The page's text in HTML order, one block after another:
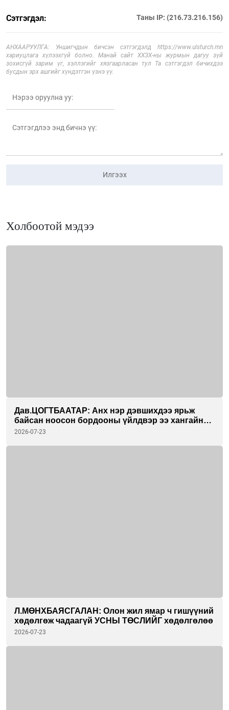
Сэтгэгдэл: Таны IP: (216.73.216.156)
АНХААРУУЛГА: Уншигчдын бичсэн сэтгэгдэлд https://www.ulsturch.mn
хариуцлага хүлээхгүй болно. Манай сайт ХХЗХ-ны журмын дагуу зүй
зохисгүй зарим үг, хэллэгийг хязгаарласан тул Та сэтгэгдэл бичихдээ
бусдын эрх ашгийг хүндэтгэн үзнэ үү.
Илгээх
Холбоотой мэдээ
Дав.ЦОГТБААТАР: Анх нэр дэвшихдээ ярьж
байсан ноосон бордооны үйлдвэр ээ хангайн
бүсийн гурван аймагтаа хэрэгжүүлэхийг зорьж
2026-07-23
Л.МӨНХБАЯСГАЛАН: Олон жил ямар ч гишүүний
хөдөлгөж чадаагүй УСНЫ ТӨСЛИЙГ хөдөлгөлөө
2026-07-23